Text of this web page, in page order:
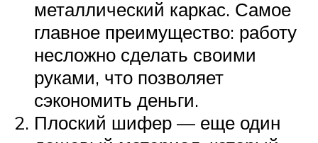
металлический каркас. Самое
главное преимущество: работу
несложно сделать своими
руками, что позволяет
сэкономить деньги.
Плоский шифер — еще один